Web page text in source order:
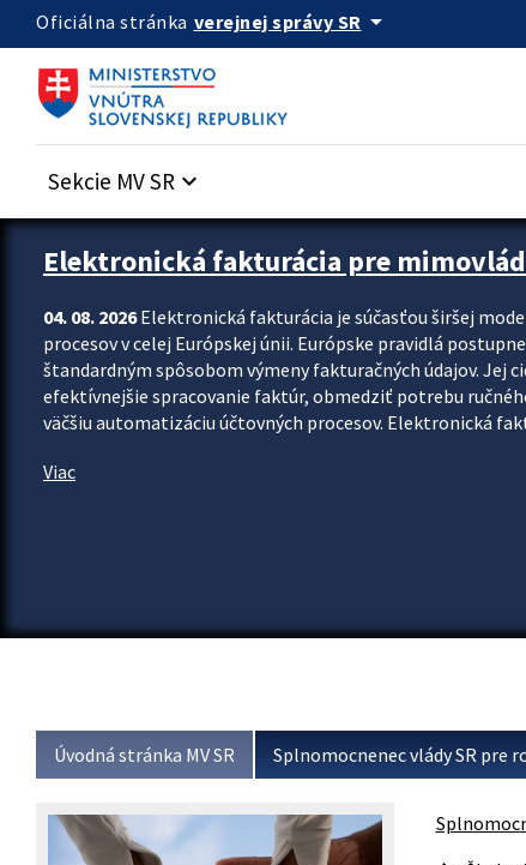
Preskocit na hlavný obsah
Oficiálna stránka verejnej správy SR arrow_drop_down
Sekcie MV SR keyboard_arrow_down
Zastavit automatický posun upútavok
Elektronická fakturácia pre
04. 08. 2026Elektronická fakturácia je súčasťou širšej
procesov v celej Európskej únii. Európske pravidlá
štandardným spôsobom výmeny fakturačných údajov. Jej
efektívnejšie spracovanie faktúr, obmedziť potrebu
väčšiu automatizáciu účtovných procesov. Elektronická
Viac
Úvodná stránka MV SR Splnomocnenec vlády SR pre